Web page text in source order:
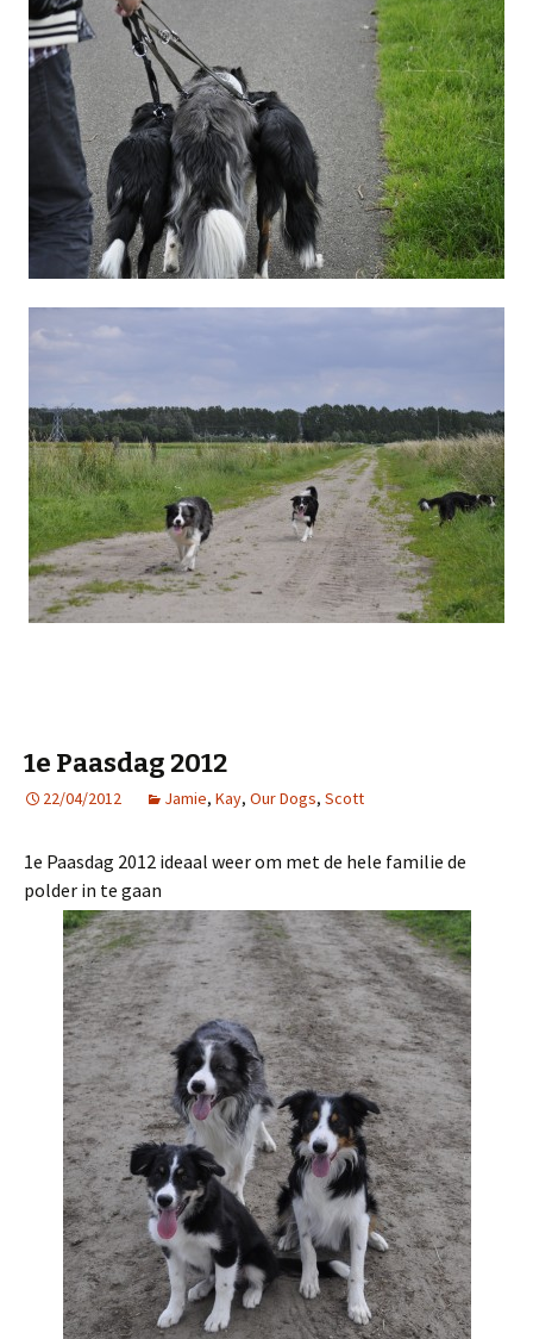
1e Paasdag 2012
22/04/2012 Jamie, Kay, Our Dogs, Scott
1e Paasdag 2012 ideaal weer om met de hele familie de
polder in te gaan